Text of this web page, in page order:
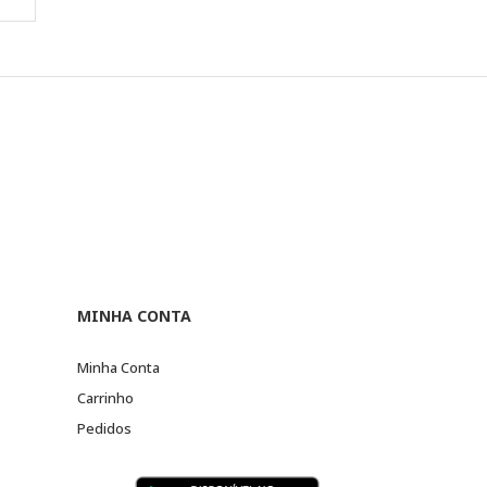
MINHA CONTA
Minha Conta
Carrinho
Pedidos